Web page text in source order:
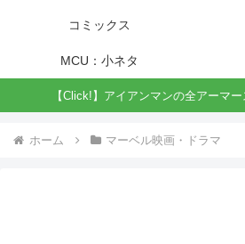
コミックス
MCU：小ネタ
【Click!】アイアンマンの全アーマ
ホーム マーベル映画・ドラマ